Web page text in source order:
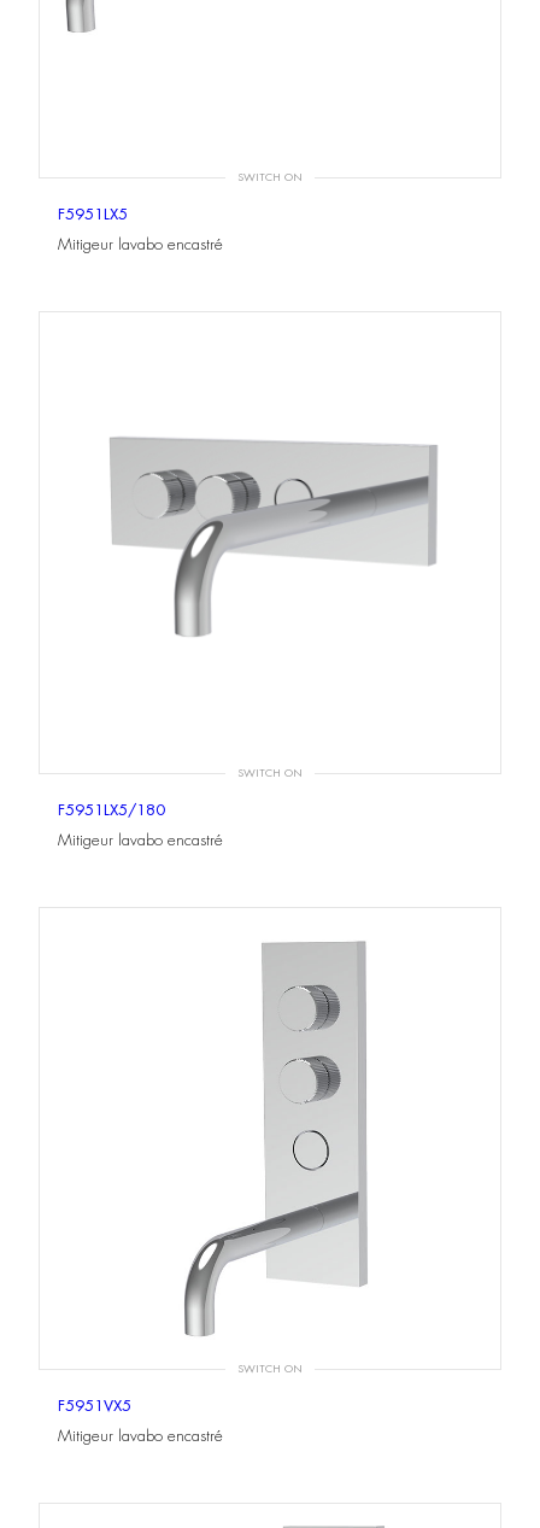
SWITCH ON
F5951LX5
Mitigeur lavabo encastré
SWITCH ON
F5951LX5/180
Mitigeur lavabo encastré
SWITCH ON
F5951VX5
Mitigeur lavabo encastré